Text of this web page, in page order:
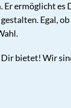
ermöglicht es
Egal,
bietet! Wir